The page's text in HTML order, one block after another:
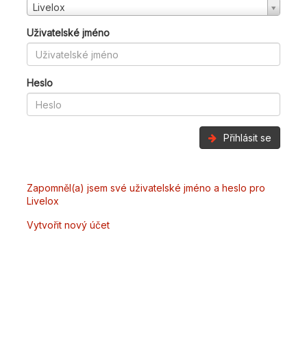
Livelox
Uživatelské jméno
Heslo
Přihlásit se
Zapomněl(a) jsem své uživatelské jméno a heslo pro
Livelox
Vytvořit nový účet